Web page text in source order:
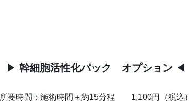
▶ 幹細胞活性化パック オプション ◀
所要時間：施術時間＋約15分程 1,100円（税込）